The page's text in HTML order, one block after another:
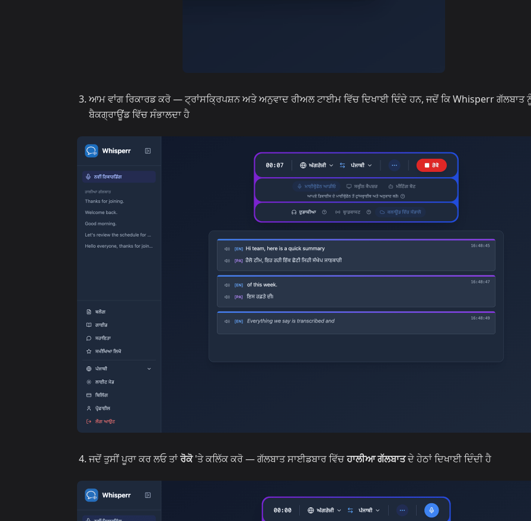
ਆਮ ਵਾਂਗ ਰਿਕਾਰਡ ਕਰੋ — ਟ੍ਰਾਂਸਕ੍ਰਿਪਸ਼ਨ ਅਤੇ ਅਨੁਵਾਦ ਰੀਅਲ ਟਾਈਮ ਵਿੱਚ ਦਿਖਾਈ ਦਿੰਦੇ ਹਨ, ਜਦੋਂ ਕਿ Whisperr ਗੱਲਬਾਤ
ਬੈਕਗ੍ਰਾਊਂਡ ਵਿੱਚ ਸੰਭਾਲਦਾ ਹੈ
ਜਦੋਂ ਤੁਸੀਂ ਪੂਰਾ ਕਰ ਲਓ ਤਾਂਰੋਕੋ'ਤੇ ਕਲਿੱਕ ਕਰੋ — ਗੱਲਬਾਤ ਸਾਈਡਬਾਰ ਵਿੱਚਹਾਲੀਆ ਗੱਲਬਾਤਦੇ ਹੇਠਾਂ ਦਿਖਾਈ ਦਿੰਦੀ ਹੈ